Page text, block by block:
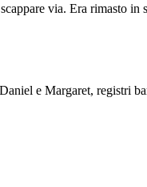
via. Era rimasto
e Margaret, registri